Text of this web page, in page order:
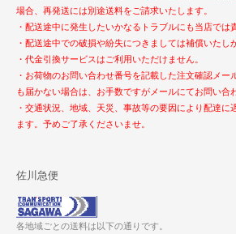
場合、再発送には別途送料をご請求いたします。
・配送途中に発生したいかなるトラブルにも当店では
・配送途中での破損や紛失につきましては補償いたし
・代金引換サービスはご利用いただけません。
・お荷物のお問い合わせ番号を記載した注文確認メー
も届かない場合は、お手数ですがメールにてお問い合
・交通状況、地域、天災、事故等の要因により配達に
ます。予めご了承くださいませ。
佐川急便
各地域ごとの送料は以下の通りです。